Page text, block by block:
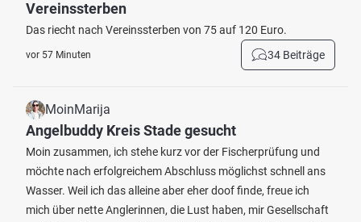
Vereinssterben
Das riecht nach Vereinssterben von 75 auf 120 Euro.
vor 57 Minuten 34 Beiträge
MoinMarija
Angelbuddy Kreis Stade gesucht
Moin zusammen, ich stehe kurz vor der Fischerprüfung und
möchte nach erfolgreichem Abschluss möglichst schnell ans
Wasser. Weil ich das alleine aber eher doof finde, freue ich
mich über nette Anglerinnen, die Lust haben, mir Gesellschaft